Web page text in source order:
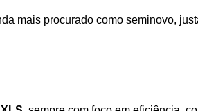
mais procurado como seminovo,